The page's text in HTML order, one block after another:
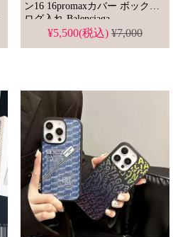
ン16 16promaxカバー ボックス
ログ入れ Balenciaga
iphone16/15/14/13/12 スマホケー
¥5,500(税込)¥7,000